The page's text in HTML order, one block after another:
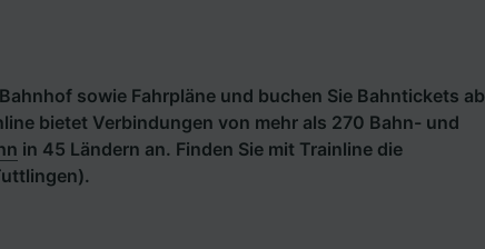
sowie Fahrpläne und buchen Sie Bahntickets ab
bietet Verbindungen von mehr als 270 Bahn- und
in 45 Ländern an. Finden Sie mit Trainline die